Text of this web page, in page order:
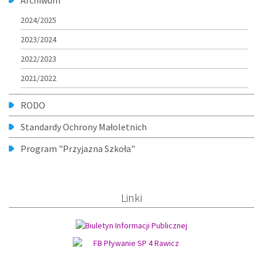
2024/2025
2023/2024
2022/2023
2021/2022
RODO
Standardy Ochrony Małoletnich
Program "Przyjazna Szkoła"
Linki